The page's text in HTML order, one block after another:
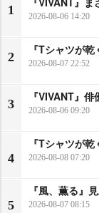
1 2026-08-06 14:20
2
『Tシャツが
2026-08-07 22:52
3
『VIVANT』
2026-08-06 09:20
4
『Tシャツが
2026-08-08 07:20
5
『風、薫る』
2026-08-07 08:15